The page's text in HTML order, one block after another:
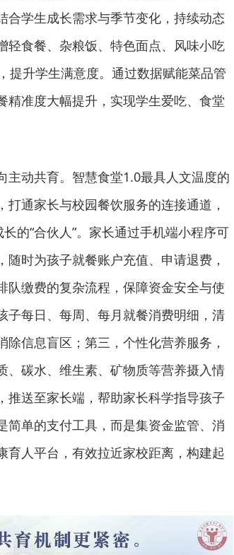
合学生成长需求与季节变化，持续动态
轻食餐、杂粮饭、特色面点、风味小吃
提升学生满意度。通过数据赋能菜品管
精准度大幅提升，实现学生爱吃、食堂
主动共育。智慧食堂1.0最具人文温度的
通家长与校园餐饮服务的连接通道，
的“合伙人”。家长通过手机端小程序可
时为孩子就餐账户充值、申请退费，
队缴费的复杂流程，保障资金安全与使
子每日、每周、每月就餐消费明细，清
信息盲区；第三，个性化营养服务，
、碳水、维生素、矿物质等营养摄入情
推送至家长端，帮助家长科学指导孩子
简单的支付工具，而是集资金监管、消
育人平台，有效拉近家校距离，构建起